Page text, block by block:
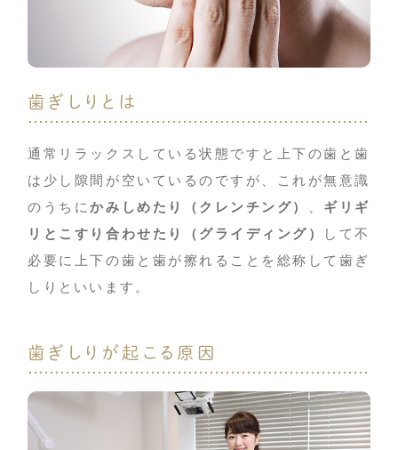
歯ぎしりとは
通常リラックスしている状態ですと上下の歯と歯
は少し隙間が空いているのですが、これが無意識
のうちにかみしめたり（クレンチング）
ギリギ
リとこすり合わせたり（グライディング）
して不
必要に上下の歯と歯が擦れることを総称して歯ぎ
しりといいます。
歯ぎしりが起こる原因